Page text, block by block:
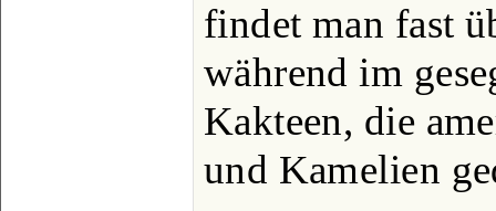
findet man fast
während im
Kakteen, die
und Kamelien